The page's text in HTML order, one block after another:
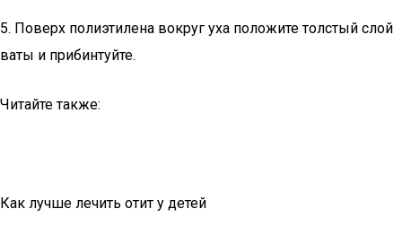
5. Поверх полиэтилена вокруг уха положите толстый слой
ваты и прибинтуйте.
Читайте также:
Как лучше лечить отит у детей